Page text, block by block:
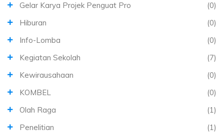
Gelar Karya Projek Penguat Pro
(0)
Hiburan
(0)
Info-Lomba
(0)
Kegiatan Sekolah
(7)
Kewirausahaan
(0)
KOMBEL
(0)
Olah Raga
(1)
Penelitian
(1)